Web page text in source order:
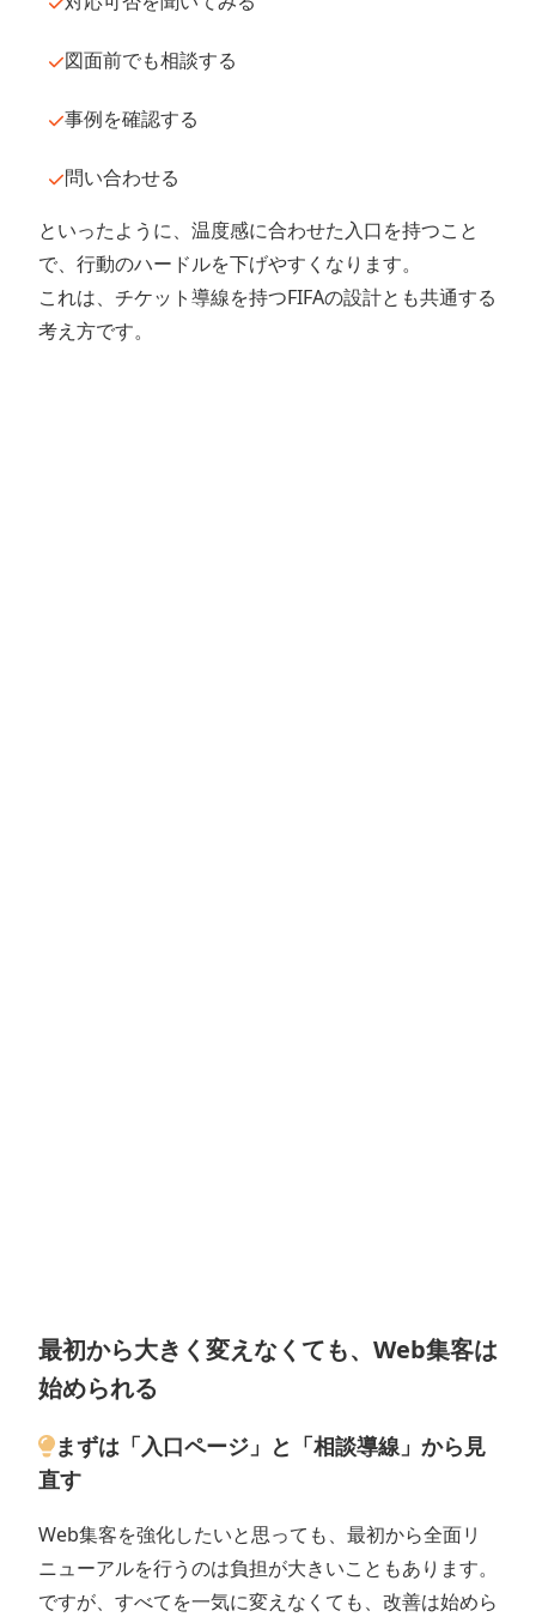
図面前でも相談する
事例を確認する
問い合わせる
といったように、温度感に合わせた入口を持つこと
で、行動のハードルを下げやすくなります。
これは、チケット導線を持つFIFAの設計とも共通する
考え方です。
最初から大きく変えなくても、Web集客は
始められる
まずは「入口ページ」と「相談導線」から見
直す
Web集客を強化したいと思っても、最初から全面リ
ニューアルを行うのは負担が大きいこともあります。
ですが、すべてを一気に変えなくても、改善は始めら